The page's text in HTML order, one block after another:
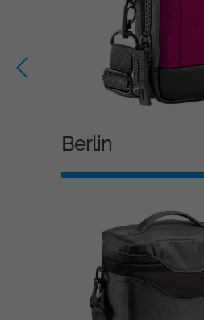
Berlin
WEITERLESEN